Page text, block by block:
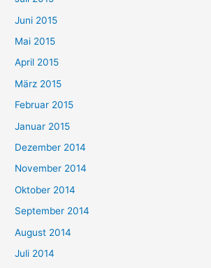
Juni 2015
Mai 2015
April 2015
März 2015
Februar 2015
Januar 2015
Dezember 2014
November 2014
Oktober 2014
September 2014
August 2014
Juli 2014